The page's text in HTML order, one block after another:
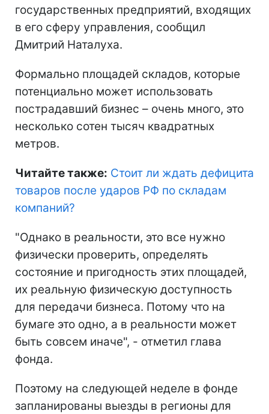
государственных предприятий, входящих
в его сферу управления, сообщил
Дмитрий Наталуха.
Формально площадей складов, которые
потенциально может использовать
пострадавший бизнес – очень много, это
несколько сотен тысяч квадратных
метров.
Читайте также: Стоит ли ждать дефицита
товаров после ударов РФ по складам
компаний?
"Однако в реальности, это все нужно
физически проверить, определять
состояние и пригодность этих площадей,
их реальную физическую доступность
для передачи бизнеса. Потому что на
бумаге это одно, а в реальности может
быть совсем иначе", - отметил глава
фонда.
Поэтому на следующей неделе в фонде
запланированы выезды в регионы для